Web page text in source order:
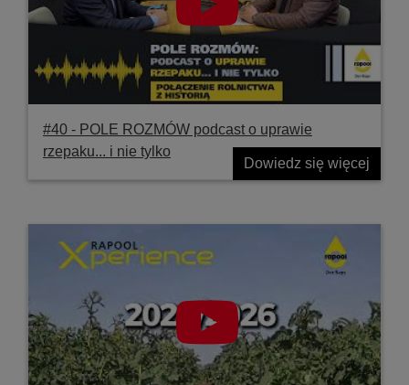
#40 ‐ POLE ROZMÓW podcast o uprawie
rzepaku... i nie tylko
Dowiedz się więcej